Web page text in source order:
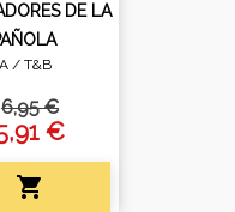
DE LA
/ T&B
6,95 €
€
